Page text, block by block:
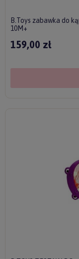
B.Toys zabawka do
10M+
159,00 zł